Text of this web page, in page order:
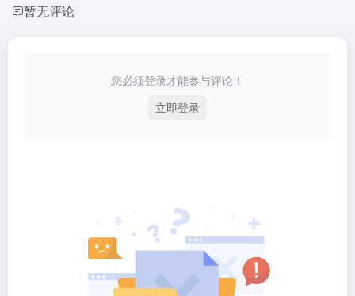
暂无评论
您必须登录才能参与评论！
立即登录